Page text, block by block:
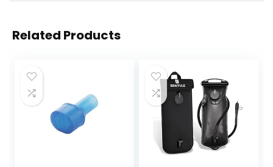
Related Products